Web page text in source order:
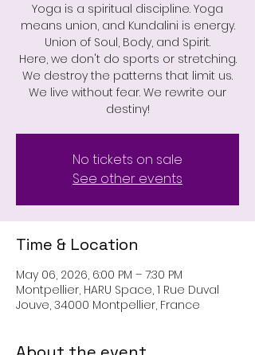
Yoga is a spiritual discipline. Yoga
means union, and Kundalini is energy.
Union of Soul, Body, and Spirit.
Here, we don't do sports or stretching.
We destroy the patterns that limit us.
We live without fear. We rewrite our
destiny!
No tickets on sale
See other events
Time & Location
May 06, 2026, 6:00 PM – 7:30 PM
Montpellier, HARU Space, 1 Rue Duval
Jouve, 34000 Montpellier, France